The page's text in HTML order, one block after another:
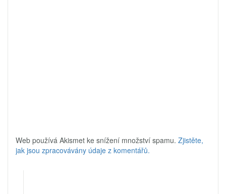
Web používá Akismet ke snížení množství spamu. Zjistěte,
jak jsou zpracovávány údaje z komentářů.